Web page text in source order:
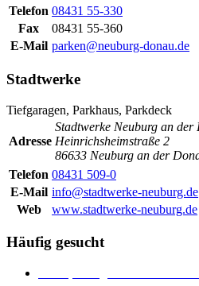
Telefon 08431 55-330
Fax
08431 55-360
E-Mail parken@neuburg-donau.de
Stadtwerke
Tiefgaragen, Parkhaus, Parkdeck
Adresse
Stadtwerke Neuburg an der
Heinrichsheimstraße 2
86633 Neuburg an der
Telefon 08431 509-0
E-Mail info@stadtwerke-neuburg.de
Web
www.stadtwerke-neuburg.de
Häufig gesucht